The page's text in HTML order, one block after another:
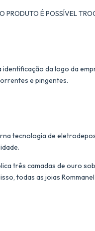
PRODUTO É POSSÍVEL
da logo da
e pingentes.
tecnologia de
três camadas de ouro
todas as joias